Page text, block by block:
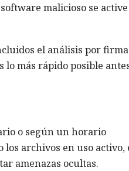
malicioso se
el análisis por
más rápido posible
o según un horario
archivos en uso activo,
amenazas ocultas.